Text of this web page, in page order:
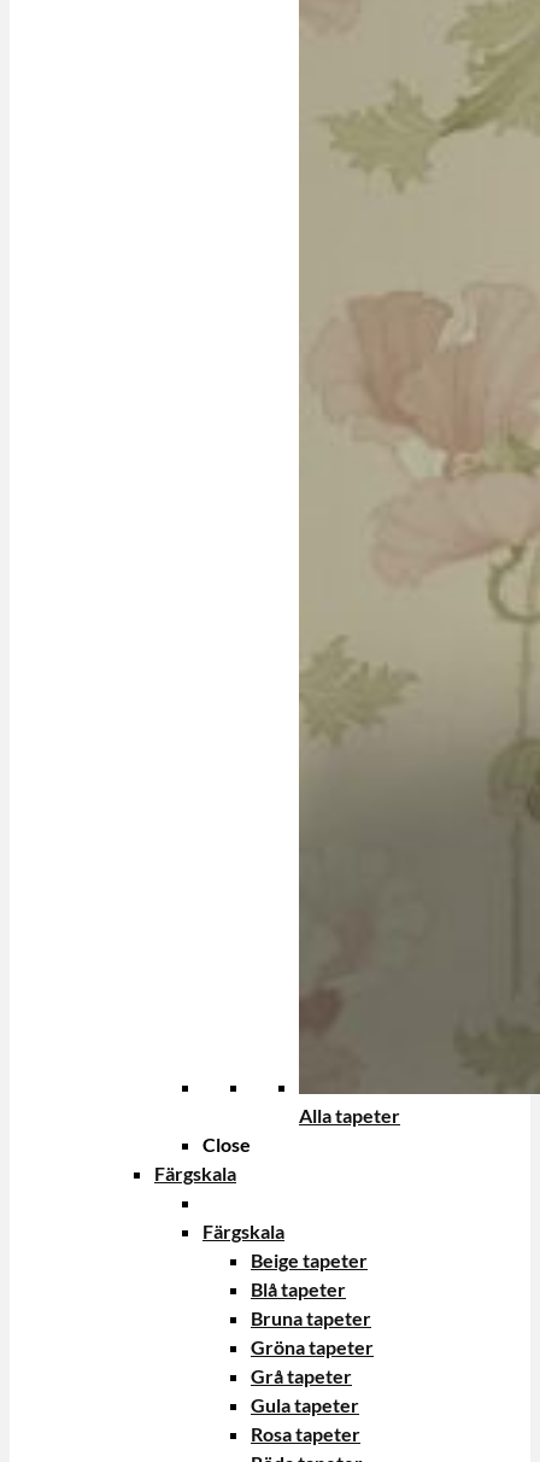
Alla tapeter
Close
Färgskala
Färgskala
Beige tapeter
Blå tapeter
Bruna tapeter
Gröna tapeter
Grå tapeter
Gula tapeter
Rosa tapeter